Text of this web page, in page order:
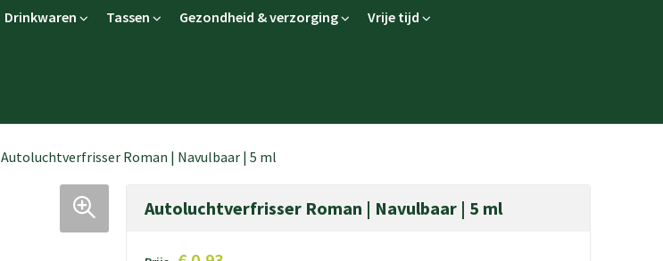
Drinkwaren Tassen Gezondheid & verzorging Vrije tijd
Autoluchtverfrisser Roman | Navulbaar | 5 ml
Autoluchtverfrisser Roman | Navulbaar | 5 ml